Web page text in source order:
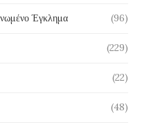
Έγκλημα (96)
(229)
(22)
(48)